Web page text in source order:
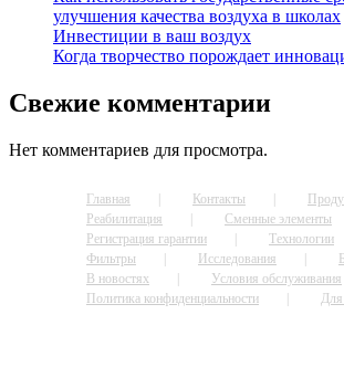
улучшения качества воздуха в школах
Инвестиции в ваш воздух
Когда творчество порождает
Свежие комментарии
Нет комментариев для просмотра.
Главная Контакты
Реабилитация
Сменные элементы
Регистрация гарантии
Технологии
Фильтры
Исследования
В новостях
Условия обслуживания
Политика конфиденциальности